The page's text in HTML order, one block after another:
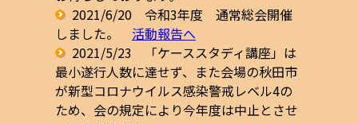
2021/6/20 令和3年度 通常総会開催
しました。 活動報告へ
2021/5/23 「ケーススタディ講座」は
最小遂行人数に達せず、また会場の秋田市
が新型コロナウイルス感染警戒レベル4の
ため、会の規定により今年度は中止とさせ